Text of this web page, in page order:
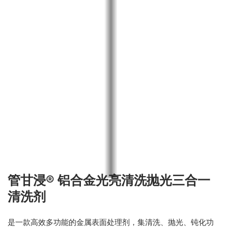
管甘浸® 铝合金光亮清洗抛光三合一
清洗剂
是一款高效多功能的金属表面处理剂，集清洗、抛光、钝化功